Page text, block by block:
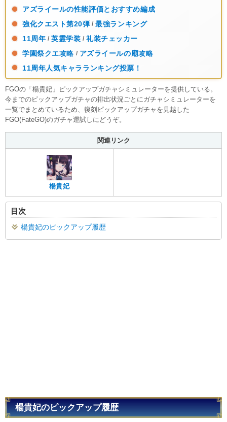
アズライールの性能評価とおすすめ編成
強化クエスト第20弾 / 最強ランキング
11周年 / 英霊学装 / 礼装チェッカー
学園祭クエ攻略 / アズライールの廟攻略
11周年人気キャラランキング投票！
FGOの「楊貴妃」ピックアップガチャシミュレーターを提供している。
今までのピックアップガチャの排出状況ごとにガチャシミュレーターを
一覧でまとめているため、復刻ピックアップガチャを見越した
FGO(FateGO)のガチャ運試しにどうぞ。
関連リンク
楊貴妃
目次
楊貴妃のピックアップ履歴
楊貴妃のピックアップ履歴